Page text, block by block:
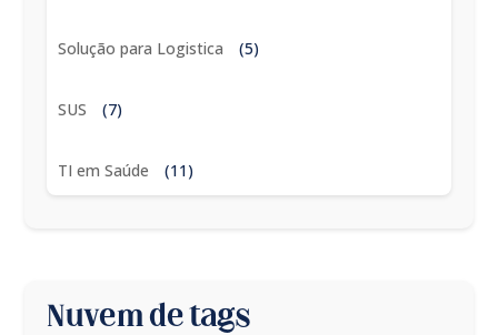
Solução para Logistica (5)
SUS (7)
TI em Saúde (11)
Nuvem de tags